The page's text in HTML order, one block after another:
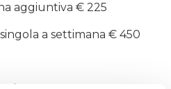
aggiuntiva € 225
a settimana € 450